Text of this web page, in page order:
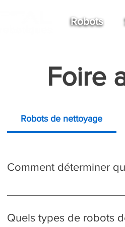
Robots
Foire
Robots de nettoyage
Notre processus de
opérationnelles Nous offrons
Quels types de robots